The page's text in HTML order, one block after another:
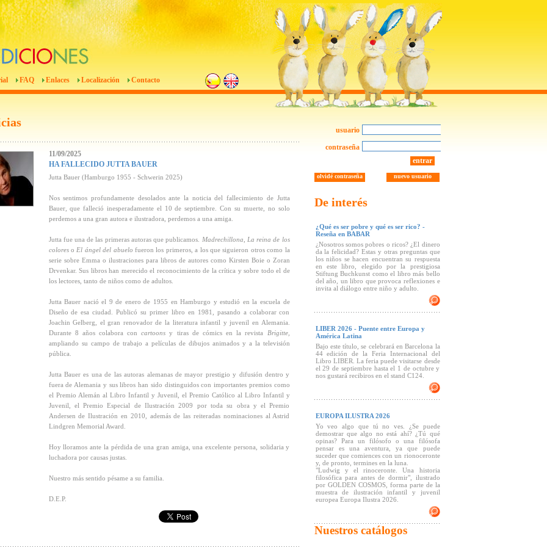
FAQ Enlaces Localización Contacto
11/09/2025
HA FALLECIDO JUTTA BAUER
Jutta Bauer (Hamburgo 1955 - Schwerin 2025)
Nos sentimos profundamente desolados ante la noticia del fallecimiento de Jutta
Bauer, que falleció inesperadamente el 10 de septiembre. Con su muerte, no solo
perdemos a una gran autora e ilustradora, perdemos a una amiga.
Jutta fue una de las primeras autoras que publicamos. Madrechillona
La reina de los
coloreso El ángel del abuelo fueron los primeros, a los que siguieron otros como la
serie sobre Emma o ilustraciones para libros de autores como Kirsten Boie o Zoran
Drvenkar. Sus libros han merecido el reconocimiento de la crítica y sobre todo el de
los lectores, tanto de niños como de adultos.
Jutta Bauer nació el 9 de enero de 1955 en Hamburgo y estudió en la escuela de
Diseño de esa ciudad. Publicó su primer libro en 1981, pasando a colaborar con
Joachin Gelberg, el gran renovador de la literatura infantil y juvenil en Alemania.
Durante 8 años colabora concartoons y tiras de cómics en la revista
Brigitte,
ampliando su campo de trabajo a películas de dibujos animados y a la televisión
pública.
Jutta Bauer es una de las autoras alemanas de mayor prestigio y difusión dentro y
fuera de Alemania y sus libros han sido distinguidos con importantes premios como
el Premio Alemán al Libro Infantil y Juvenil, el Premio Católico al Libro Infantil y
Juvenil, el Premio Especial de Ilustración 2009 por toda su obra y el Premio
Andersen de Ilustración en 2010, además de las reiteradas nominaciones al Astrid
Lindgren Memorial Award.
Hoy lloramos ante la pérdida de una gran amiga, una excelente persona, solidaria y
luchadora por causas justas.
Nuestro más sentido pésame a su familia.
D.E.P.
usuario
contraseña
entrar
nuevo usuario
olvidé contraseña
De interés
¿Qué es ser pobre y qué es ser rico? -
Reseña en BABAR
¿Nosotros somos pobres o ricos? ¿El dinero
da la felicidad? Estas y otras preguntas que
los niños se hacen encuentran su respuesta
en este libro, elegido por la prestigiosa
Stiftung Buchkunst como el libro más bello
del año, un libro que provoca reflexiones e
invita al diálogo entre niño y adulto.
LIBER 2026 - Puente entre Europa y
América Latina
Bajo este título, se celebrará en Barcelona la
44 edición de la Feria Internacional del
Libro LIBER. La feria puede visitarse desde
el 29 de septiembre hasta el 1 de octubre y
nos gustará recibiros en el stand C124.
EUROPA ILUSTRA 2026
Yo veo algo que tú no ves. ¿Se puede
demostrar que algo no está ahí? ¿Tú qué
opinas? Para un filósofo o una filósofa
pensar es una aventura, ya que puede
suceder que comiences con un rionoceronte
y, de pronto, termines en la luna.
"Ludwig y el rinoceronte. Una historia
filosófica para antes de dormir", ilustrado
por GOLDEN COSMOS, forma parte de la
muestra de ilustración infantil y juvenil
europea Europa Ilustra 2026.
Nuestros catálogos